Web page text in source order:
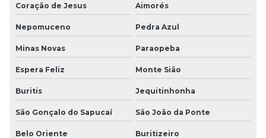
Coração de Jesus Aimorés
Nepomuceno Pedra Azul
Minas Novas Paraopeba
Espera Feliz Monte Sião
Buritis Jequitinhonha
São Gonçalo do Sapucaí São João da Ponte
Belo Oriente Buritizeiro